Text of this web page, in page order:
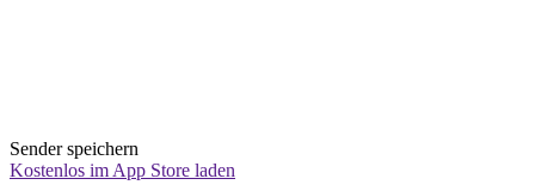
Sender speichern
Kostenlos im App Store laden